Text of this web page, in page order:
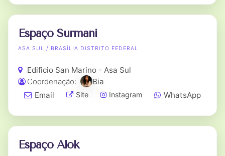
Espaço Surmani
ASA SUL / BRASÍLIA DISTRITO FEDERAL
Edificio San Marino - Asa Sul
Coordenação:
Bia
Email
Site Instagram WhatsApp
Espaço Alok